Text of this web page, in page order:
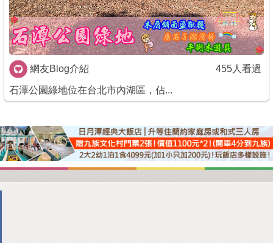
網友Blog介紹 455人看過
石潭公園綠地位在台北市內湖區，佔...